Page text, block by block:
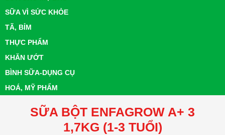
SỮA VÌ SỨC KHỎE
TÃ, BỈM
THỰC PHẨM
KHĂN ƯỚT
BÌNH SỮA-DỤNG CỤ
HOÁ, MỸ PHẨM
SỮA BỘT ENFAGROW A+ 3
1,7KG (1-3 TUỔI)